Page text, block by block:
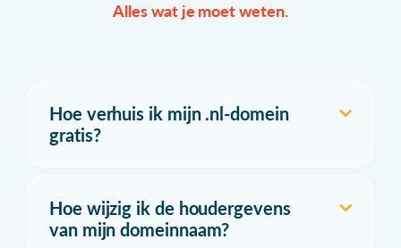
Alles wat je moet weten.
Hoe verhuis ik mijn .nl-domein
gratis?
Hoe wijzig ik de houdergevens
van mijn domeinnaam?